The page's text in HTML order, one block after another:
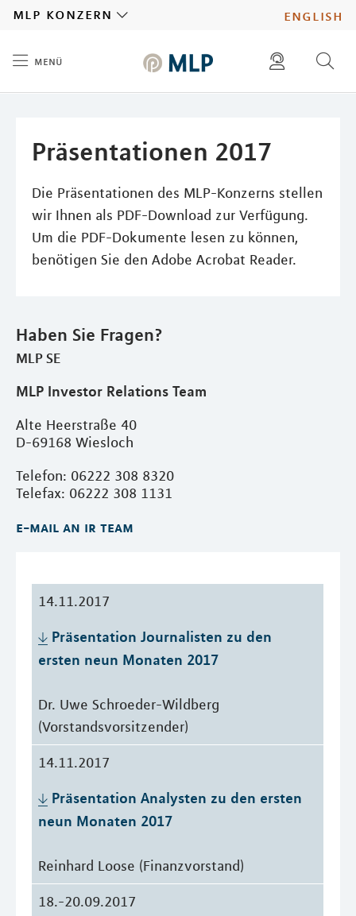
english
mlp konzern
menü
karriere
ad hoc mitteilungen finden
Präsentationen 2017
Die Präsentationen des MLP-Konzerns stellen
wir Ihnen als PDF-Download zur Verfügung.
Um die PDF-Dokumente lesen zu können,
benötigen Sie den Adobe Acrobat Reader.
Haben Sie Fragen?
MLP SE
MLP Investor Relations Team
Alte Heerstraße 40
D-69168 Wiesloch
Telefon: 06222 308 8320
Telefax: 06222 308 1131
e-mail an ir team
14.11.2017
Präsentation Journalisten zu den
ersten neun Monaten 2017
Dr. Uwe Schroeder-Wildberg
(Vorstandsvorsitzender)
14.11.2017
Präsentation Analysten zu den ersten
neun Monaten 2017
Reinhard Loose (Finanzvorstand)
18.-20.09.2017